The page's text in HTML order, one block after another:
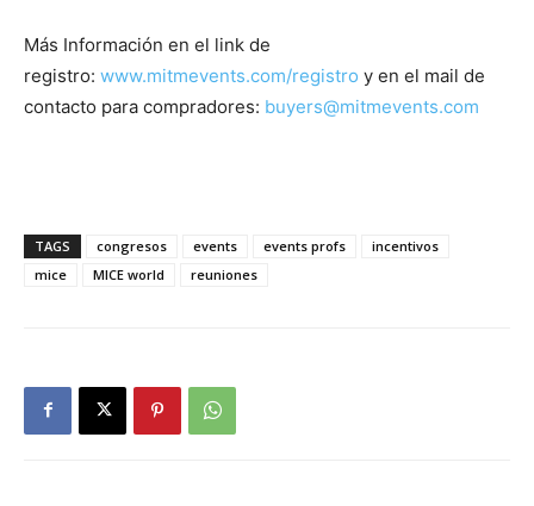
Más Información en el link de
registro: www.mitmevents.com/registro y en el mail de
contacto para compradores: buyers@mitmevents.com
TAGS congresos events events profs
incentivos
mice
MICE world reuniones